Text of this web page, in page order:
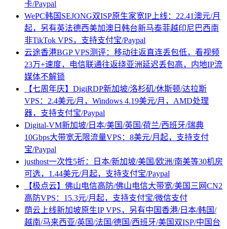
卡/Paypal
WePC韩国SEJONG双ISP原生家宽IP上线：22.41澳元/月
起，另有英法德西美加澳日韩台新马泰菲越印尼巴西南
非TikTok VPS，支持支付宝/Paypal
云途香港BGP VPS测评：移动往返直连丢包低，看视频
23万+速度，电信联通往返绕亚洲延迟丢包高，内地IP流
媒体不解锁
【七周年庆】DigiRDP新加坡/洛杉矶/休斯顿/达拉斯
VPS：2.4美元/月，Windows 4.19美元/月，AMD处理
器，支持支付宝/Paypal
Digital-VM新加坡/日本/美国/英国/荷兰/西班牙/瑞典
10Gbps大带宽无限流量VPS：8美元/月起，支持支付
宝/Paypal
justhost一次性5折：日本/新加坡/美国/欧洲/南美等30机房
可选，1.44美元/月起，支持支付宝/Paypal
【极点云】佛山电信高防/佛山电信大带宽/美国三网CN2
高防VPS：15.3元/月起，支持支付宝/微信支付
荫云上线新加坡原生IP VPS，另有中国香港/日本/韩国/
越南/马来西亚/英国/法国/德国/西班牙/美国双ISP/中国台